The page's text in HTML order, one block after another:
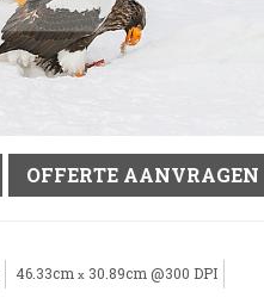
OFFERTE AANVRAGEN
46.33cm x 30.89cm @300 DPI